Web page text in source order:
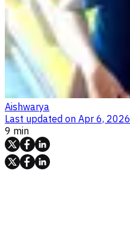
Aishwarya
Last updated on Apr 6, 2026
9 min